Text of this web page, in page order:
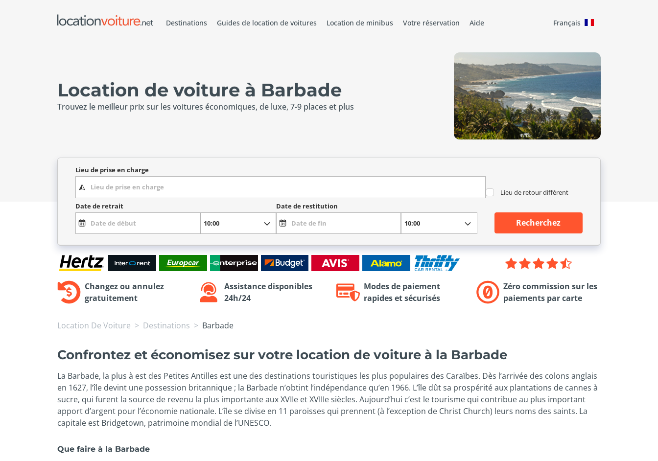
Destinations Guides de location de voitures Location de minibus Votre réservation Aide Français
Location de voiture à Barbade
Trouvez le meilleur prix sur les voitures économiques, de luxe, 7-9 places et plus
Lieu de prise en charge
Lieu de retour différent
Date de retrait
Date de restitution
Recherchez
Changez ou annulez
gratuitement
Assistance disponibles
24h/24
Modes de paiement
rapides et sécurisés
Zéro commission sur les
paiements par carte
Location De Voiture Destinations Barbade
Confrontez et économisez sur votre location de voiture à la Barbade
La Barbade, la plus à est des Petites Antilles est une des destinations touristiques les plus populaires des Caraïbes. Dès l’arrivée des colons anglais
en 1627, l’île devint une possession britannique ; la Barbade n’obtint l’indépendance qu’en 1966. L’île dût sa prospérité aux plantations de cannes à
sucre, qui furent la source de revenu la plus importante aux XVIIe et XVIIIe siècles. Aujourd’hui c’est le tourisme qui contribue au plus important
apport d’argent pour l’économie nationale. L’île se divise en 11 paroisses qui prennent (à l’exception de Christ Church) leurs noms des saints. La
capitale est Bridgetown, patrimoine mondial de l’UNESCO.
Que faire à la Barbade